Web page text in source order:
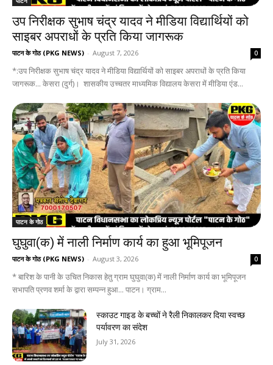
उप निरीक्षक सुभाष चंद्र यादव ने मीडिया विद्यार्थियों को
साइबर अपराधों के प्रति किया जागरूक
पाटन के गोठ (PKG NEWS) - August 7, 2026 0
*:उप निरीक्षक सुभाष चंद्र यादव ने मीडिया विद्यार्थियों को साइबर अपराधों के प्रति किया
जागरूक... केसरा (दुर्ग)। शासकीय उच्चतर माध्यमिक विद्यालय केसरा में मीडिया एंड...
पाटन के गोठ
घुघुवा(क) में नाली निर्माण कार्य का हुआ भूमिपूजन
पाटन के गोठ (PKG NEWS) - August 3, 2026 0
* बारिश के पानी के उचित निकास हेतु ग्राम घुघुवा(क) में नाली निर्माण कार्य का भूमिपूजन
सभापति प्रणव शर्मा के द्वारा सम्पन्न हुआ... पाटन। ग्राम...
स्काउट गाइड के बच्चों ने रैली निकालकर दिया स्वच्छ
पर्यावरण का संदेश
July 31, 2026